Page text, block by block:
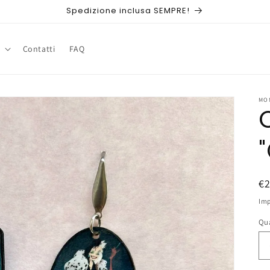
Spedizione inclusa SEMPRE!
Contatti FAQ
di